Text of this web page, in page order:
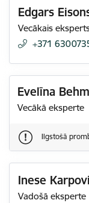
Edgars
Vecākais
+371
Evelīna
Vecākā eksperte
Ilgstošā
Inese
Vadošā eksperte